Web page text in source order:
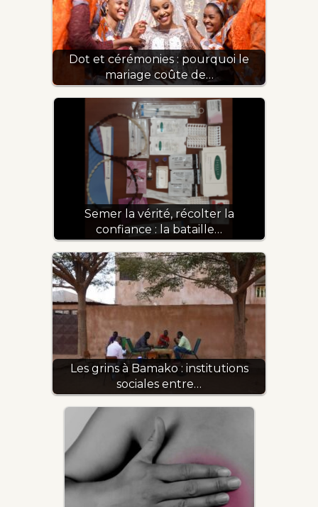
Dot et cérémonies : pourquoi le
mariage coûte de…
Semer la vérité, récolter la
confiance : la bataille…
Les grins à Bamako : institutions
sociales entre…